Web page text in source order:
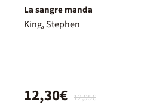
La sangre manda
King, Stephen
12,95€
12,30€